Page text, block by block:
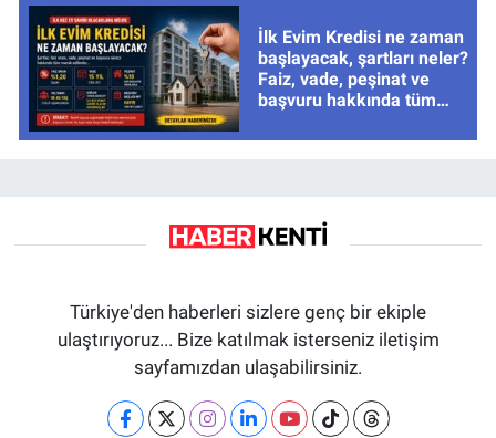
İlk Evim Kredisi ne zaman
başlayacak, şartları neler?
Faiz, vade, peşinat ve
başvuru hakkında tüm
Türkiye'den haberleri sizlere genç bir ekiple
ulaştırıyoruz... Bize katılmak isterseniz iletişim
sayfamızdan ulaşabilirsiniz.